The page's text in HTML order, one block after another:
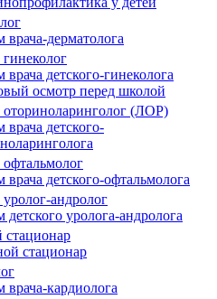
врача-дерматолога
детского-гинеколога
осмотр перед школой
оториноларинголог (ЛОР)
врача детского-
детского-офтальмолога
андролог
уролога-андролога
стационар
стационар
врача-кардиолога